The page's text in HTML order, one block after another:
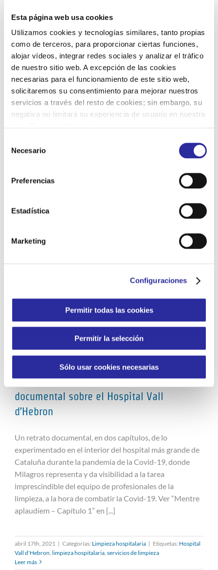
Esta página web usa cookies
Utilizamos cookies y tecnologías similares, tanto propias
como de terceros, para proporcionar ciertas funciones,
alojar vídeos, integrar redes sociales y analizar el tráfico
de nuestro sitio web. A excepción de las cookies
necesarias para el funcionamiento de este sitio web,
solicitaremos su consentimiento para mejorar nuestros
servicios a través del resto de cookies; sin embargo, su
negativa no limitará su experiencia de usuario en nuestra
más información, puede consultar nuestra
Política de
Necesario
Preferencias
Estadística
Marketing
Configuraciones
Permitir todas las cookies
Permitir la selección
Sólo usar cookies necesarias
Así es el robot de desinfección
que combate la Covid-19 con luz
ultravioleta
Así es el robot de desinfección que
combate la Covid-19 con luz ultravioleta
La pandemia ha reforzado el papel de la tecnología
Xenex, implementada en Cataluña por Ndavant, que
utiliza luz pulsada ultravioleta generada por gas xenón
para desinfectar y eliminar cualquier microorganismo de
abril 20th, 2021 Limpieza hospitalaria,
Hospital Vall
documental sobre el Hospital Vall
d’Hebron
Mientras aplaudíamos. Un retrato
documental sobre el Hospital Vall
d’Hebron
Un retrato documental, en dos capítulos, de lo
experimentado en el interior del hospital más grande de
Cataluña durante la pandemia de la Covid-19, donde
Milagros representa y da visibilidad a la tarea
imprescindible del equipo de profesionales de la
limpieza, a la hora de combatir la Covid-19. Ver “Mentre
aplaudíem – Capítulo 1” en [...]
abril 17th, 2021 | Categorías: Limpieza hospitalaria | Etiquetas: Hospital
Vall d'Hebron limpieza hospitalaria servicios de limpieza
Leer más